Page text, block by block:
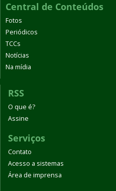
Central de Conteúdos
Fotos
Periódicos
TCCs
Notícias
Na mídia
RSS
O que é?
Assine
Serviços
Contato
Acesso a sistemas
Área de imprensa